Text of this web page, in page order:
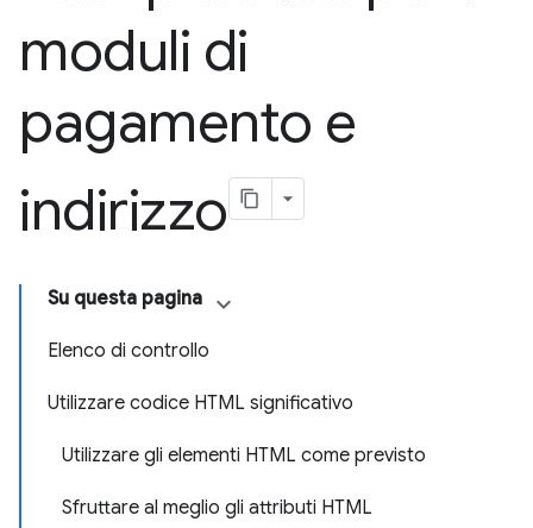
moduli di
pagamento e
indirizzo
Su questa pagina
Elenco di controllo
Utilizzare codice HTML significativo
Utilizzare gli elementi HTML come previsto
Sfruttare al meglio gli attributi HTML